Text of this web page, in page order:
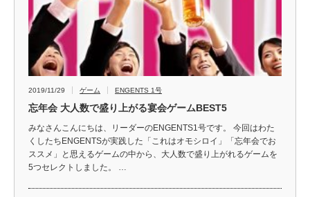
2019/11/29 ゲーム ENGENTS 1号
忘年会 大人数で盛り上がる宴会ゲームBEST5
みなさんこんにちは、リーダーのENGENTS1号です。 今回はわた
くしたちENGENTSが実践した「これはオモシロイ」「忘年会でお
ススメ」と思えるゲームの中から、大人数で盛り上がれるゲームを
5つセレクトしました。 …